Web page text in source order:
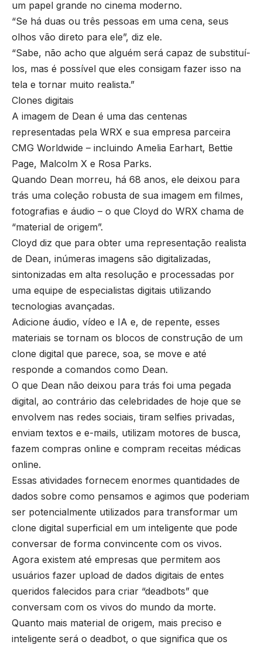
um papel grande no cinema moderno.
“Se há duas ou três pessoas em uma cena, seus
olhos vão direto para ele”, diz ele.
“Sabe, não acho que alguém será capaz de substituí-
los, mas é possível que eles consigam fazer isso na
tela e tornar muito realista.”
Clones digitais
A imagem de Dean é uma das centenas
representadas pela WRX e sua empresa parceira
CMG Worldwide – incluindo Amelia Earhart, Bettie
Page, Malcolm X e Rosa Parks.
Quando Dean morreu, há 68 anos, ele deixou para
trás uma coleção robusta de sua imagem em filmes,
fotografias e áudio – o que Cloyd do WRX chama de
“material de origem”.
Cloyd diz que para obter uma representação realista
de Dean, inúmeras imagens são digitalizadas,
sintonizadas em alta resolução e processadas por
uma equipe de especialistas digitais utilizando
tecnologias avançadas.
Adicione áudio, vídeo e IA e, de repente, esses
materiais se tornam os blocos de construção de um
clone digital que parece, soa, se move e até
responde a comandos como Dean.
O que Dean não deixou para trás foi uma pegada
digital, ao contrário das celebridades de hoje que se
envolvem nas redes sociais, tiram selfies privadas,
enviam textos e e-mails, utilizam motores de busca,
fazem compras online e compram receitas médicas
online.
Essas atividades fornecem enormes quantidades de
dados sobre como pensamos e agimos que poderiam
ser potencialmente utilizados para transformar um
clone digital superficial em um inteligente que pode
conversar de forma convincente com os vivos.
Agora existem até empresas que permitem aos
usuários fazer upload de dados digitais de entes
queridos falecidos para criar “deadbots” que
conversam com os vivos do mundo da morte.
Quanto mais material de origem, mais preciso e
inteligente será o deadbot, o que significa que os